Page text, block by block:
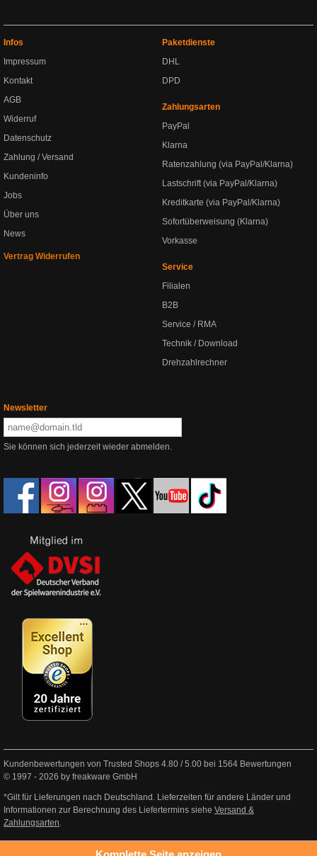
Infos
Impressum
Kontakt
AGB
Widerruf
Datenschutz
Zahlung / Versand
Kundeninfo
Jobs
Über uns
News
Vertrag Widerrufen
Paketdienste
DHL
DPD
Zahlungsarten
PayPal
Klarna
Ratenzahlung (via PayPal/Klarna)
Lastschrift (via PayPal/Klarna)
Kreditkarte (via PayPal/Klarna)
Sofortüberweisung (Klarna)
Vorkasse
Service
Filialen
B2B
Service / RMA
Technik / Download
Drehzahlrechner
Newsletter
Sie können sich jederzeit wieder abmelden.
Kundenbewertungen von Trusted Shops 4.80 /5.00 bei 1564 Bewertungen
© 1997 - 2026 by freakware GmbH
*Gilt für Lieferungen nach Deutschland. Lieferzeiten für andere Länder und
Informationen zur Berechnung des Liefertermins siehe Versand &
Zahlungsarten.